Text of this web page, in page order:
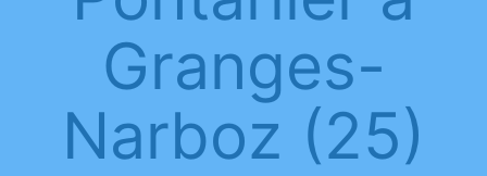
Granges-
Narboz (25)